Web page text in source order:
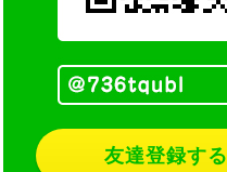
友達登録する